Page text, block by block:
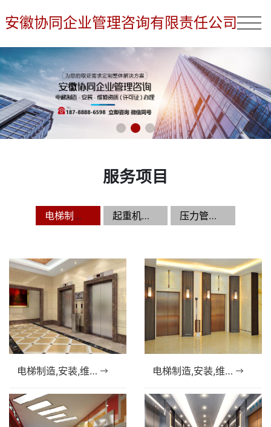
安徽协同企业管理咨询有限责任公司
服务项目
电梯制造,安装,维修资质（许可证）办理 起重机制造,安装,维修资质（许可证）办理 压力管道制造,安装,维修资质（许可证）办理
电梯制造,安装,维修资质（许可证）办理 电梯制造,安装,维修资质（许可证）办理